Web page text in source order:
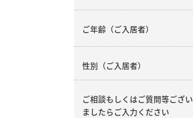
ご年齢（ご入居者）
性別（ご入居者）
ご相談もしくはご質問等ござい
ましたらご入力ください